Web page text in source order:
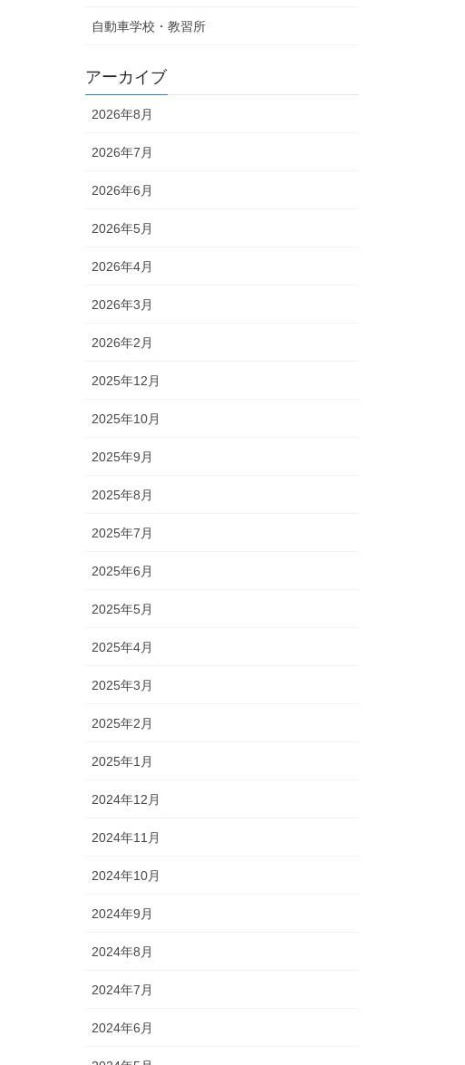
自動車学校・教習所
アーカイブ
2026年8月
2026年7月
2026年6月
2026年5月
2026年4月
2026年3月
2026年2月
2025年12月
2025年10月
2025年9月
2025年8月
2025年7月
2025年6月
2025年5月
2025年4月
2025年3月
2025年2月
2025年1月
2024年12月
2024年11月
2024年10月
2024年9月
2024年8月
2024年7月
2024年6月